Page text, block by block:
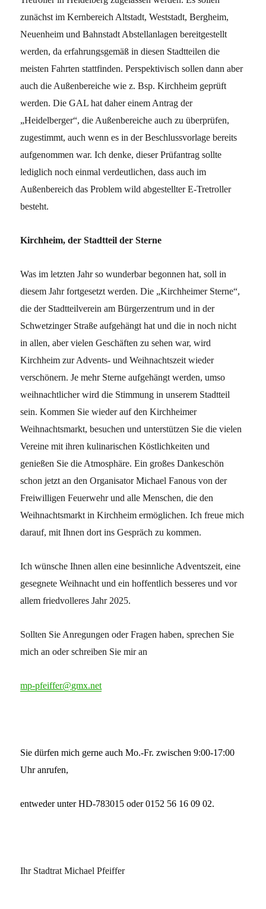
zunächst im Kernbereich Altstadt, Weststadt, Bergheim,
Neuenheim und Bahnstadt Abstellanlagen bereitgestellt
werden, da erfahrungsgemäß in diesen Stadtteilen die
meisten Fahrten stattfinden. Perspektivisch sollen dann aber
auch die Außenbereiche wie z. Bsp. Kirchheim geprüft
werden. Die GAL hat daher einem Antrag der
„Heidelberger“, die Außenbereiche auch zu überprüfen,
zugestimmt, auch wenn es in der Beschlussvorlage bereits
aufgenommen war. Ich denke, dieser Prüfantrag sollte
lediglich noch einmal verdeutlichen, dass auch im
Außenbereich das Problem wild abgestellter E-Tretroller
besteht.
Kirchheim, der Stadtteil der Sterne
Was im letzten Jahr so wunderbar begonnen hat, soll in
diesem Jahr fortgesetzt werden. Die „Kirchheimer Sterne“,
die der Stadtteilverein am Bürgerzentrum und in der
Schwetzinger Straße aufgehängt hat und die in noch nicht
in allen, aber vielen Geschäften zu sehen war, wird
Kirchheim zur Advents- und Weihnachtszeit wieder
verschönern. Je mehr Sterne aufgehängt werden, umso
weihnachtlicher wird die Stimmung in unserem Stadtteil
sein. Kommen Sie wieder auf den Kirchheimer
Weihnachtsmarkt, besuchen und unterstützen Sie die vielen
Vereine mit ihren kulinarischen Köstlichkeiten und
genießen Sie die Atmosphäre. Ein großes Dankeschön
schon jetzt an den Organisator Michael Fanous von der
Freiwilligen Feuerwehr und alle Menschen, die den
Weihnachtsmarkt in Kirchheim ermöglichen. Ich freue mich
darauf, mit Ihnen dort ins Gespräch zu kommen.
Ich wünsche Ihnen allen eine besinnliche Adventszeit, eine
gesegnete Weihnacht und ein hoffentlich besseres und vor
allem friedvolleres Jahr 2025.
Sollten Sie Anregungen oder Fragen haben, sprechen Sie
mich an oder schreiben Sie mir an
mp-pfeiffer@gmx.net
Sie dürfen mich gerne auch Mo.-Fr. zwischen 9:00-17:00
Uhr anrufen,
entweder unter HD-783015 oder 0152 56 16 09 02.
Ihr Stadtrat Michael Pfeiffer